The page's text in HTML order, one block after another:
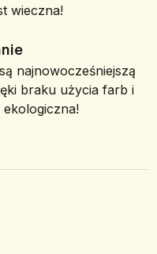
wieczna!
najnowocześniejszą
braku użycia farb i